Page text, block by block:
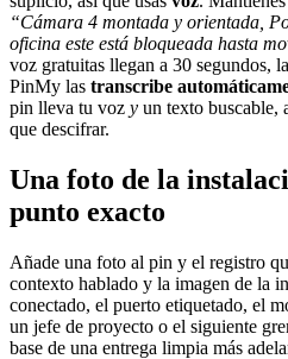
“Cámara 4 montada y orientada,
oficina este está bloqueada hasta
voz gratuitas llegan a 30 segundos,
PinMy las transcribe
pin lleva tu voz y un texto buscable,
que descifrar.
Una foto de la
punto exacto
Añade una foto al pin y el registro
contexto hablado y la imagen de la
conectado, el puerto etiquetado, el
un jefe de proyecto o el siguiente
base de una entrega limpia más